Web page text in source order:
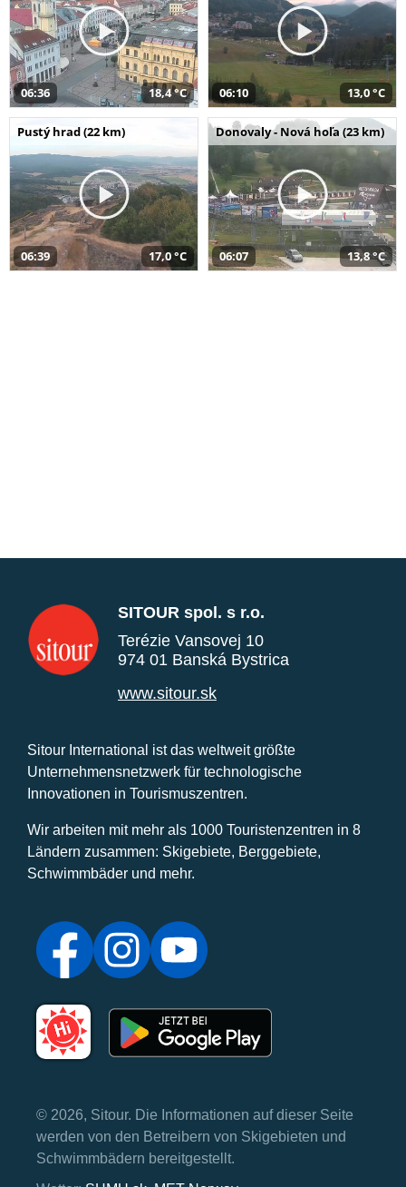
06:36 18,4 °C 06:10 13,0 °C
Pustý hrad (22 km)
06:39 17,0 °C
Donovaly - Nová hoľa (23 km)
06:07 13,8 °C
SITOUR spol. s r.o.
Terézie Vansovej 10
974 01 Banská Bystrica
www.sitour.sk
Sitour International ist das weltweit größte
Unternehmensnetzwerk für technologische
Innovationen in Tourismuszentren.
Wir arbeiten mit mehr als 1000 Touristenzentren in 8
Ländern zusammen: Skigebiete, Berggebiete,
Schwimmbäder und mehr.
© 2026, Sitour. Die Informationen auf dieser Seite
werden von den Betreibern von Skigebieten und
Schwimmbädern bereitgestellt.